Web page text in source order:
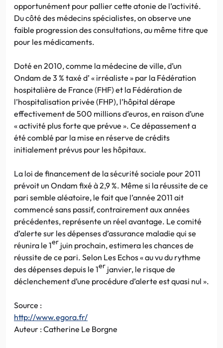
opportunément pour pallier cette atonie de l’activité.
Du côté des médecins spécialistes, on observe une
faible progression des consultations, au même titre que
pour les médicaments.
Doté en 2010, comme la médecine de ville, d’un
Ondam de 3 % taxé d’ « irréaliste » par la Fédération
hospitalière de France (FHF) et la Fédération de
l’hospitalisation privée (FHP), l’hôpital dérape
effectivement de 500 millions d’euros, en raison d’une
« activité plus forte que prévue ». Ce dépassement a
été comblé par la mise en réserve de crédits
initialement prévus pour les hôpitaux.
La loi de financement de la sécurité sociale pour 2011
prévoit un Ondam fixé à 2,9 %. Même si la réussite de ce
pari semble aléatoire, le fait que l’année 2011 ait
commencé sans passif, contrairement aux années
précédentes, représente un réel avantage. Le comité
d’alerte sur les dépenses d’assurance maladie qui se
réunira le 1er juin prochain, estimera les chances de
réussite de ce pari. Selon Les Echos « au vu du rythme
des dépenses depuis le 1er janvier, le risque de
déclenchement d’une procédure d’alerte est quasi nul ».
Source :
http://www.egora.fr/
Auteur : Catherine Le Borgne